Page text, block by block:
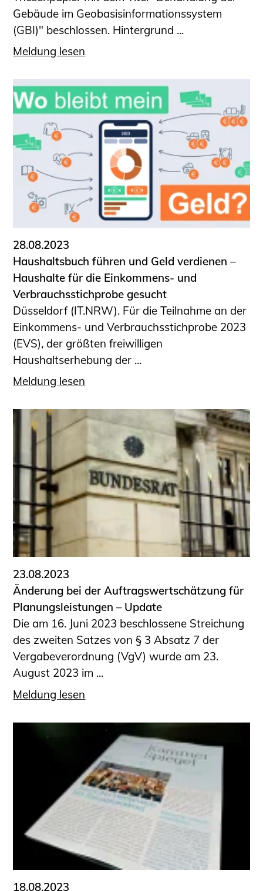
Gebäude im Geobasisinformationssystem
(GBI)" beschlossen. Hintergrund ...
Meldung lesen
28.08.2023
Haushaltsbuch führen und Geld verdienen –
Haushalte für die Einkommens- und
Verbrauchsstichprobe gesucht
Düsseldorf (IT.NRW). Für die Teilnahme an der
Einkommens- und Verbrauchsstichprobe 2023
(EVS), der größten freiwilligen
Haushaltserhebung der ...
Meldung lesen
23.08.2023
Änderung bei der Auftragswertschätzung für
Planungsleistungen – Update
Die am 16. Juni 2023 beschlossene Streichung
des zweiten Satzes von § 3 Absatz 7 der
Vergabeverordnung (VgV) wurde am 23.
August 2023 im ...
Meldung lesen
18.08.2023